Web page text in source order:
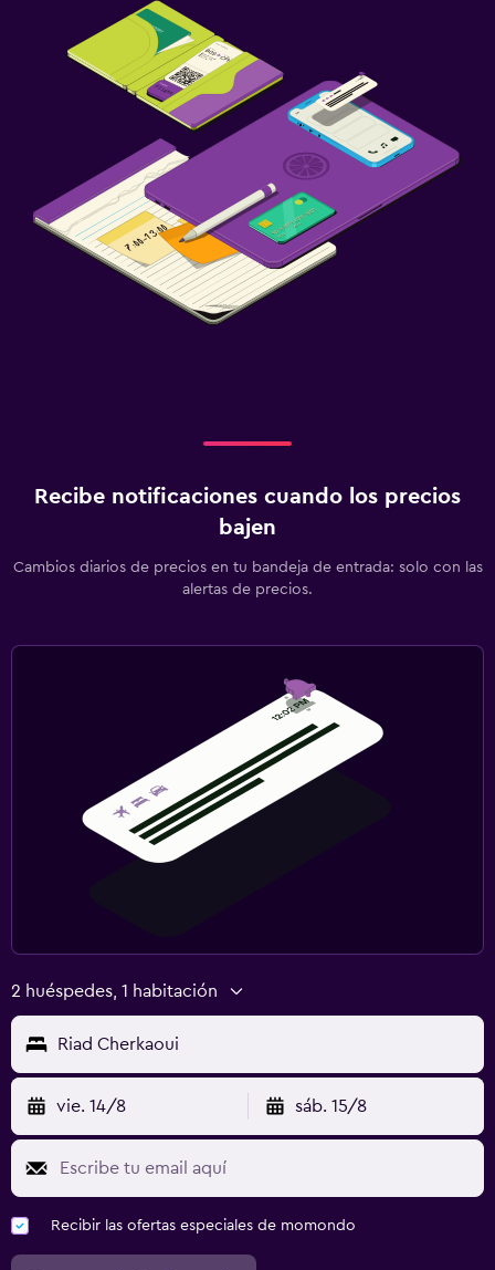
Recibe notificaciones cuando los precios
bajen
Cambios diarios de precios en tu bandeja de entrada: solo con las
alertas de precios.
2 huéspedes, 1 habitación
Riad Cherkaoui
vie. 14/8 sáb. 15/8
Recibir las ofertas especiales de momondo